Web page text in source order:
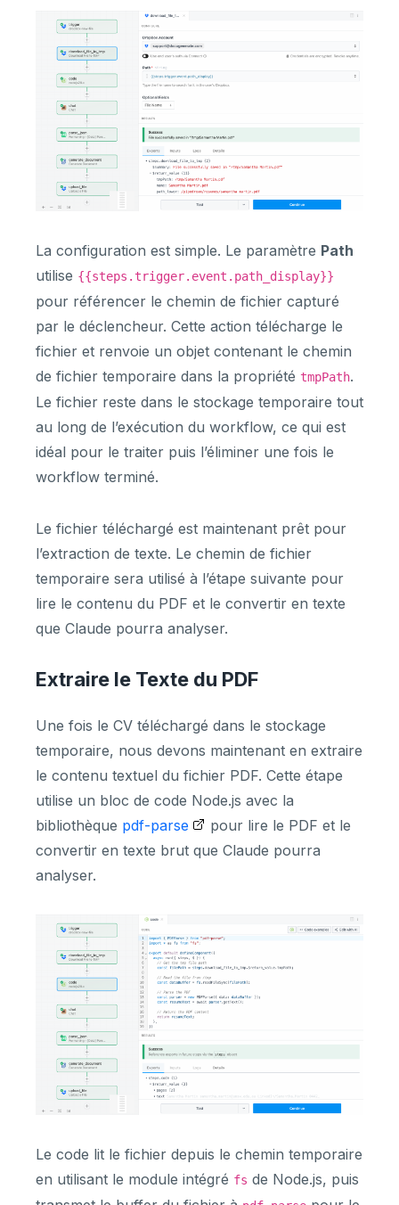
La configuration est simple. Le paramètre Path
utilise {{steps.trigger.event.path_display}}
pour référencer le chemin de fichier capturé
par le déclencheur. Cette action télécharge le
fichier et renvoie un objet contenant le chemin
de fichier temporaire dans la propriété tmpPath.
Le fichier reste dans le stockage temporaire tout
au long de l’exécution du workflow, ce qui est
idéal pour le traiter puis l’éliminer une fois le
workflow terminé.
Le fichier téléchargé est maintenant prêt pour
l’extraction de texte. Le chemin de fichier
temporaire sera utilisé à l’étape suivante pour
lire le contenu du PDF et le convertir en texte
que Claude pourra analyser.
Extraire le Texte du PDF
Une fois le CV téléchargé dans le stockage
temporaire, nous devons maintenant en extraire
le contenu textuel du fichier PDF. Cette étape
utilise un bloc de code Node.js avec la
bibliothèque pdf-parse
pour lire le PDF et le
convertir en texte brut que Claude pourra
analyser.
Le code lit le fichier depuis le chemin temporaire
en utilisant le module intégré fs de Node.js, puis